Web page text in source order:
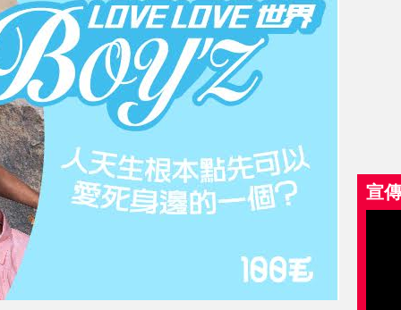
宣